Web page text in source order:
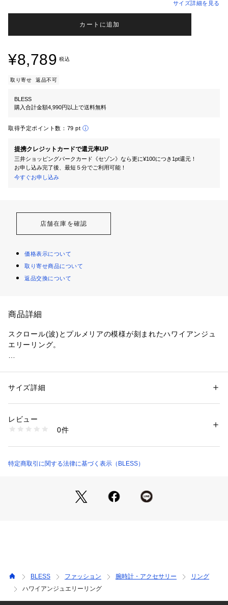
サイズ詳細を見る
カートに追加
¥8,789 税込
取り寄せ 返品不可
BLESS
購入合計金額4,990円以上で送料無料
取得予定ポイント数： 79 pt
提携クレジットカードで還元率UP
三井ショッピングパークカード《セゾン》なら更に¥100につき1pt還元！
お申し込み完了後、最短５分でご利用可能！
今すぐお申し込み
店舗在庫を確認
価格表示について
取り寄せ商品について
返品交換について
商品詳細
スクロール(波)とプルメリアの模様が刻まれたハワイアンジュ
エリーリング。
味があります。
性別：レディース
商品番号：
BSR-180 （ショップ）
サイズ詳細
レビュー
0件
特定商取引に関する法律に基づく表示（BLESS）
BLESS ファッション 腕時計・アクセサリー
リング
ハワイアンジュエリーリング